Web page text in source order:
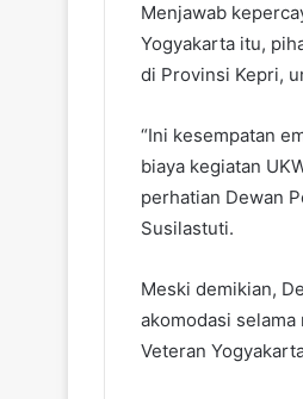
Menjawab
Yogyakarta itu,
di Provinsi Kepri,
“Ini kesempatan
biaya kegiatan
perhatian Dewan
Susilastuti.
Meski demikian,
akomodasi selama
Veteran